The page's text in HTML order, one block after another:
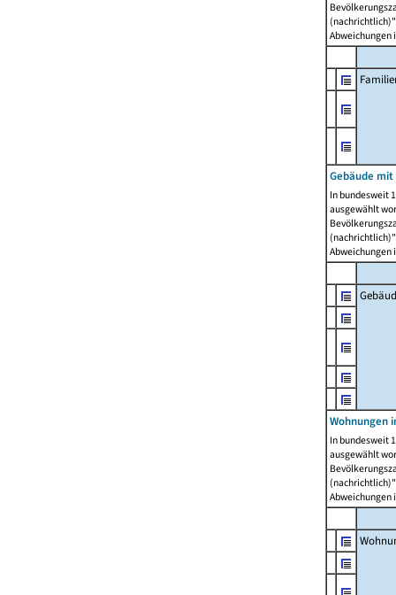
Abweichungen
Gebäude
In bundesweit
ausgewählt
Abweichungen
Wohnungen
In bundesweit
ausgewählt
Abweichungen